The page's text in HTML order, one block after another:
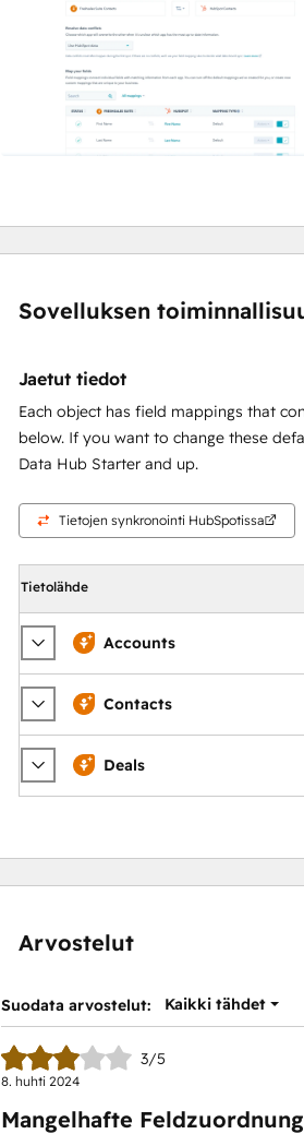
Sovelluksen
Jaetut tiedot
Each object has field mappings that
below. If you want to change these
Data Hub Starter and up.
Tietojen synkronointi HubSpotissa
Tietolähde
Accounts
Contacts
Deals
Arvostelut
Suodata arvostelut: Kaikki tähdet
3/5
8. huhti 2024
Mangelhafte